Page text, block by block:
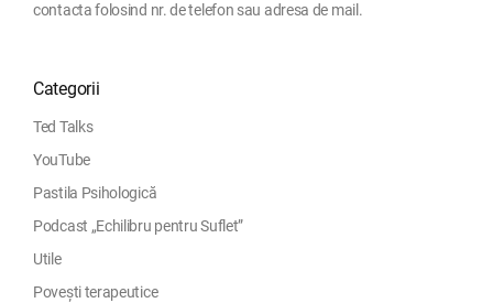
contacta folosind nr. de telefon sau adresa de mail.
Categorii
Ted Talks
YouTube
Pastila Psihologică
Podcast „Echilibru pentru Suflet”
Utile
Povești terapeutice